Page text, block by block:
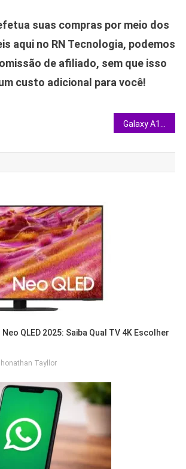
suas compras por meio dos
aqui no RN Tecnologia, podemos
de afiliado, sem que isso
custo adicional para você!
QLED 2025: Saiba Qual TV 4K Escolher
Tayllor